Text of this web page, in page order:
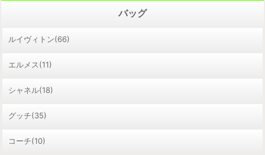
バッグ
ルイヴィトン(66)
エルメス(11)
シャネル(18)
グッチ(35)
コーチ(10)